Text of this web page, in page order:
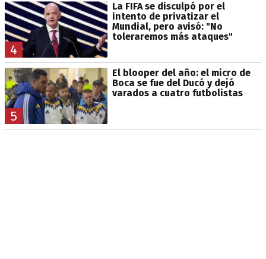
4
La FIFA se disculpó por el
intento de privatizar el
Mundial, pero avisó: "No
toleraremos más ataques"
5
El blooper del año: el micro de
Boca se fue del Ducó y dejó
varados a cuatro futbolistas